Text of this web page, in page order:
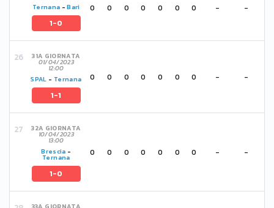
Ternana -Bari
1-0
0 0 0 0 0 0 0 - -
31A GIORNATA
01/04/2023
12:00
SPAL - Ternana
1-1
0 0 0 0 0 0 0 - -
32A GIORNATA
10/04/2023
13:00
Brescia -
Ternana
1-0
0 0 0 0 0 0 0 - -